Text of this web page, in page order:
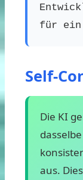
für ein
Self-
Die KI
aus.